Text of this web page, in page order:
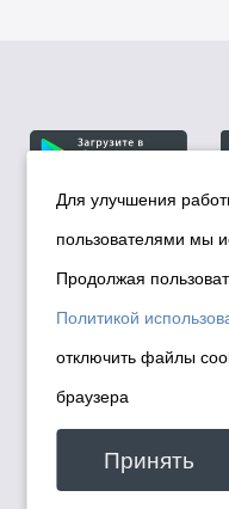
© Департамент
города
Политика
Политика по
данных в
мэрии города
malinchukvl@mail.ru
Для улучшения
пользователями мы
Продолжая
Политикой
отключить файлы
браузера
Принять